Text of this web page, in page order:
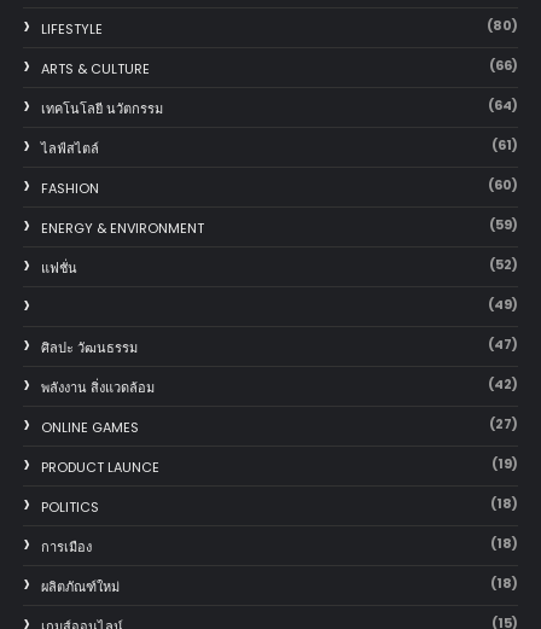
LIFESTYLE (80)
ARTS & CULTURE (66)
เทคโนโลยี นวัตกรรม (64)
ไลฟ์สไตล์ (61)
FASHION (60)
ENERGY & ENVIRONMENT (59)
แฟชั่น (52)
(49)
ศิลปะ วัฒนธรรม (47)
พลังงาน สิ่งแวดล้อม (42)
ONLINE GAMES (27)
PRODUCT LAUNCE (19)
POLITICS (18)
การเมือง (18)
ผลิตภัณฑ์ใหม่ (18)
(15)